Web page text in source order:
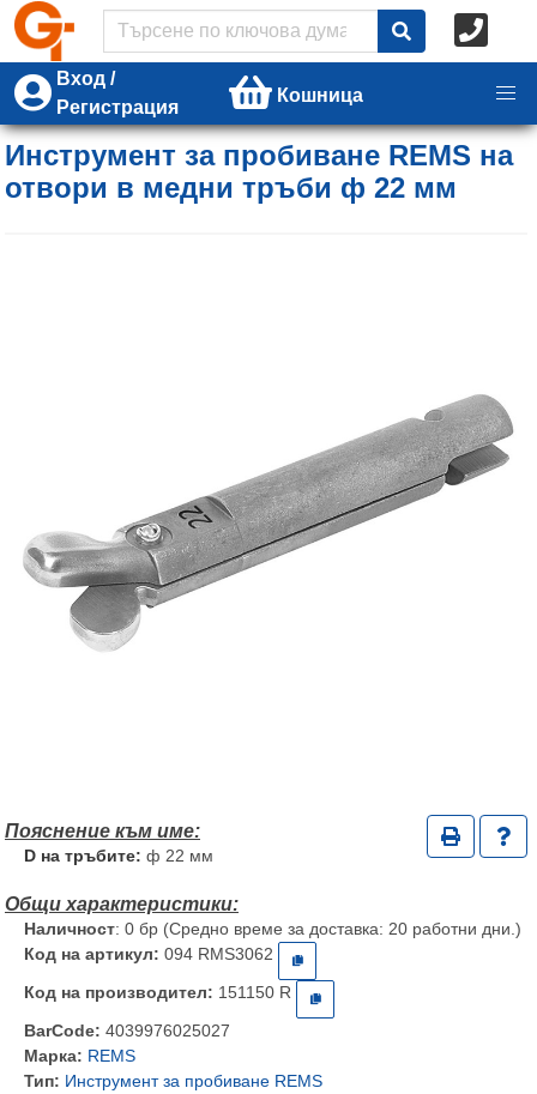
Вход /
Регистрация
Кошница
Инструмент за пробиване REMS на
отвори в медни тръби ф 22 мм
D на тръбите: ф 22 мм
Наличност: 0 бр (Средно време за доставка: 20 работни дни.)
Код на артикул: 094 RMS3062
Код на производител: 151150 R
BarCode: 4039976025027
Марка: REMS
Тип: Инструмент за пробиване REMS